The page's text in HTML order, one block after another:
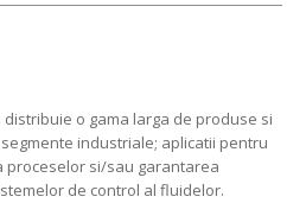
distribuie o gama larga de produse si
industriale; aplicatii pentru
proceselor si/sau garantarea
de control al fluidelor.